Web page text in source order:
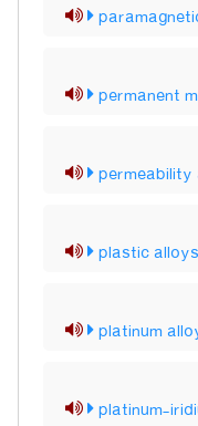
permanent
permeability
plastic alloys
platinum
platinum-